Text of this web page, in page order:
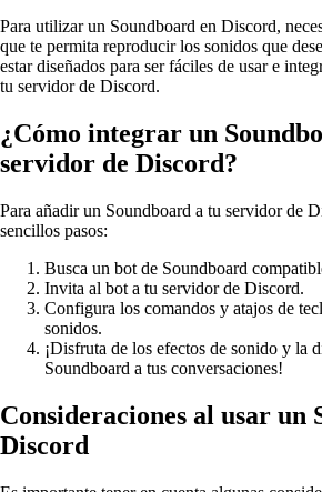
Para utilizar un Soundboard en Discord,
que te permita reproducir los sonidos que
estar diseñados para ser fáciles de usar e
tu servidor de Discord.
¿Cómo integrar un
servidor de Discord?
Para añadir un Soundboard a tu servidor de
sencillos pasos:
Busca un bot de Soundboard
Invita al bot a tu servidor de Discord.
Configura los comandos y atajos de
sonidos.
¡Disfruta de los efectos de sonido y la
Soundboard a tus conversaciones!
Consideraciones al usar un
Discord